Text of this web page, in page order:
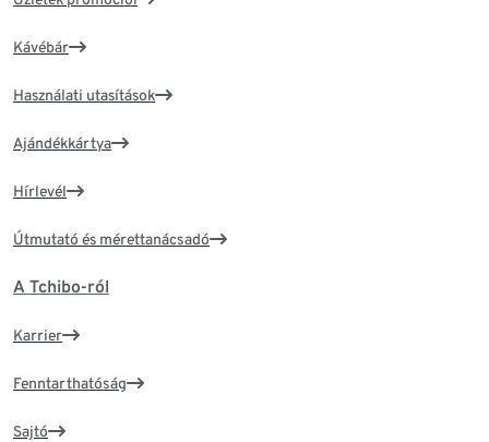
Kávébár
Használati utasítások
Ajándékkártya
Hírlevél
Útmutató és mérettanácsadó
A Tchibo-ról
Karrier
Fenntarthatóság
Sajtó